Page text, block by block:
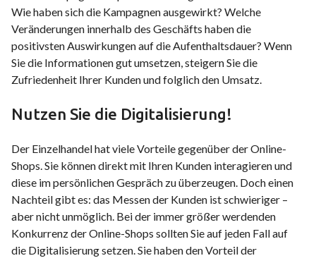
Wie haben sich die Kampagnen ausgewirkt? Welche
Veränderungen innerhalb des Geschäfts haben die
positivsten Auswirkungen auf die Aufenthaltsdauer? Wenn
Sie die Informationen gut umsetzen, steigern Sie die
Zufriedenheit Ihrer Kunden und folglich den Umsatz.
Nutzen Sie die Digitalisierung!
Der Einzelhandel hat viele Vorteile gegenüber der Online-
Shops. Sie können direkt mit Ihren Kunden interagieren und
diese im persönlichen Gespräch zu überzeugen. Doch einen
Nachteil gibt es: das Messen der Kunden ist schwieriger –
aber nicht unmöglich. Bei der immer größer werdenden
Konkurrenz der Online-Shops sollten Sie auf jeden Fall auf
die Digitalisierung setzen. Sie haben den Vorteil der